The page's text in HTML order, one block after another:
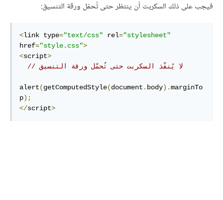
فيجب على ذلك السكربت أن ينتظر حتى تُحمّل ورقة التنسيق:
<link type="text/css" rel="stylesheet"
href="style.css">
<script>
// لا يُنفّذ السكربت حتى تُحمّل ورقة التنسيق
alert(getComputedStyle(document . body).marginTo
p);
</script>